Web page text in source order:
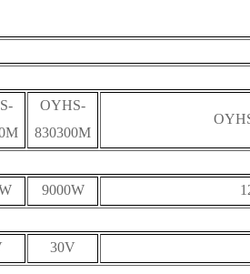
M
OYHS-
830300M
9000W
30V